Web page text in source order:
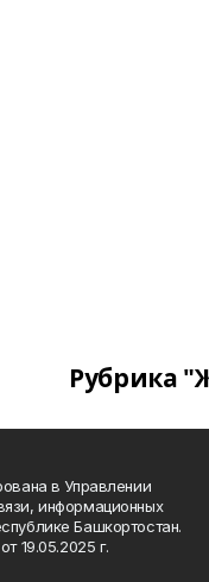
Рубрика
в Управлении
информационных
Башкортостан.
19.05.2025 г.